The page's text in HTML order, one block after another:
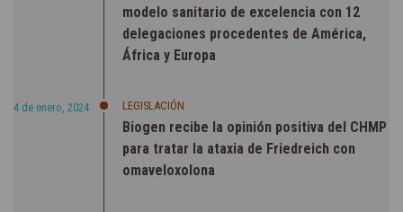
modelo sanitario de excelencia con 12
delegaciones procedentes de América,
África y Europa
4 de enero, 2024 LEGISLACIÓN
Biogen recibe la opinión positiva del CHMP
para tratar la ataxia de Friedreich con
omaveloxolona